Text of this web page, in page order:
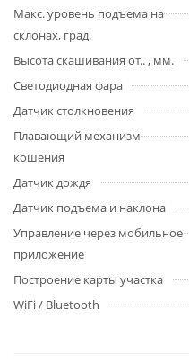
Макс. уровень подъема на
склонах, град.
Высота скашивания от.. , мм.
Светодиодная фара
Датчик столкновения
Плавающий механизм
кошения
Датчик дождя
Датчик подъема и наклона
Управление через мобильное
приложение
Построение карты участка
WiFi / Bluetooth